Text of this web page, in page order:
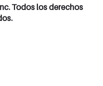
Todos los derechos